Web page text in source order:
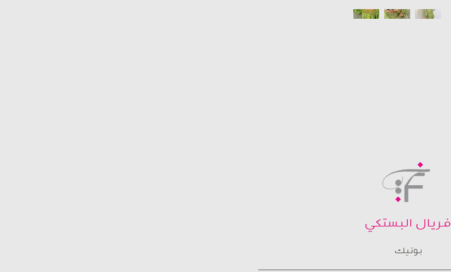
فريال البستكي
بوتيك